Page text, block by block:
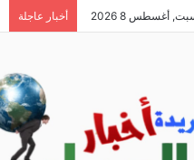
أغسطس 8 2026 أخبار عاجلة